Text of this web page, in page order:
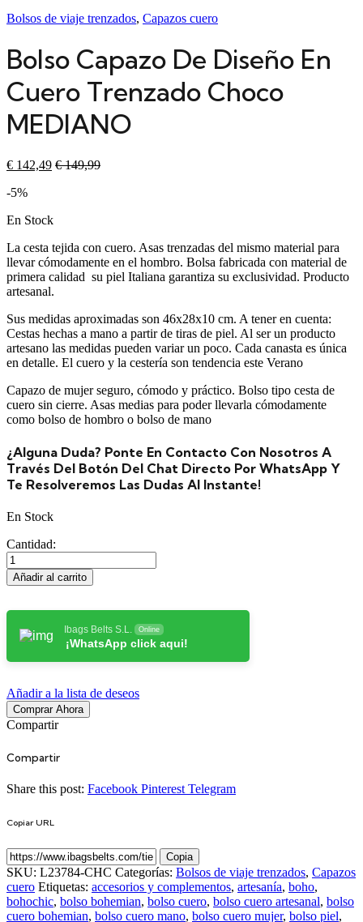
Bolsos de viaje trenzados, Capazos cuero
Bolso Capazo De Diseño En
Cuero Trenzado Choco
MEDIANO
€ 142,49 €149,99
-5%
En Stock
La cesta tejida con cuero. Asas trenzadas del mismo material para
llevar cómodamente en el hombro. Bolsa fabricada con material de
primera calidad su piel Italiana garantiza su exclusividad. Producto
artesanal.
Sus medidas aproximadas son 46x28x10 cm. A tener en cuenta:
Cestas hechas a mano a partir de tiras de piel. Al ser un producto
artesano las medidas pueden variar un poco. Cada canasta es única
en detalle. El cuero y la cestería son tendencia este Verano
Capazo de mujer seguro, cómodo y práctico. Bolso tipo cesta de
cuero sin cierre. Asas medias para poder llevarla cómodamente
como bolso de hombro o bolso de mano
¿Alguna Duda? Ponte En Contacto Con Nosotros A
Través Del Botón Del Chat Directo Por WhatsApp Y
Te Resolveremos Las Dudas Al Instante!
En Stock
Cantidad:
Añadir al carrito
Ibags Belts S.L. Online
¡WhatsApp click aqui!
Añadir a la lista de deseos
Comprar Ahora
Compartir
Compartir
Share this post: Facebook Pinterest Telegram
Copiar URL
Copia
SKU: L23784-CHC Categorías: Bolsos de viaje trenzados, Capazos
cuero Etiquetas: accesorios y complementos, artesanía, boho,
bohochic, bolso bohemian, bolso cuero, bolso cuero artesanal, bolso
cuero bohemian, bolso cuero mano, bolso cuero mujer, bolso piel,